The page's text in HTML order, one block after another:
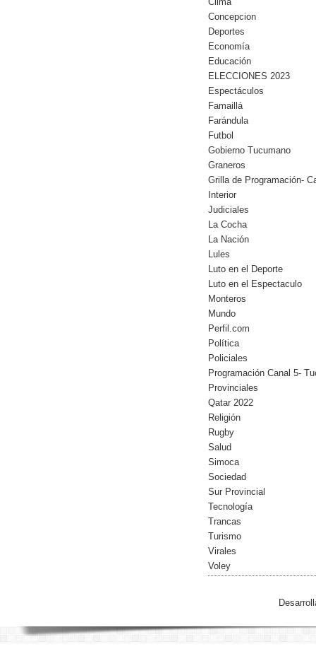
Concepcion
Deportes
Economía
Educación
ELECCIONES 2023
Espectáculos
Famaillá
Farándula
Futbol
Gobierno Tucumano
Graneros
Grilla de Programación-
Interior
Judiciales
La Cocha
La Nación
Lules
Luto en el Deporte
Luto en el Espectaculo
Monteros
Mundo
Perfil.com
Política
Policiales
Programación Canal 5-
Provinciales
Qatar 2022
Religión
Rugby
Salud
Simoca
Sociedad
Sur Provincial
Tecnología
Trancas
Turismo
Virales
Voley